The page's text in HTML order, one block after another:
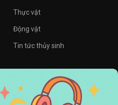
Thực vật
Động vật
Tin tức thủy sinh